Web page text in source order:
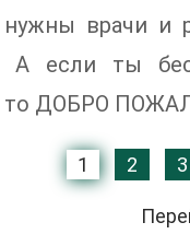
врачи и
А если ты
то ДОБРО
1 2 3